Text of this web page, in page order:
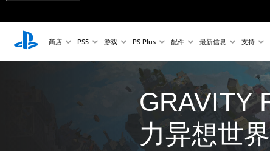
商店 PS5 游戏 PS Plus 配件 最新信息 支持
GRAVITY
力异想世